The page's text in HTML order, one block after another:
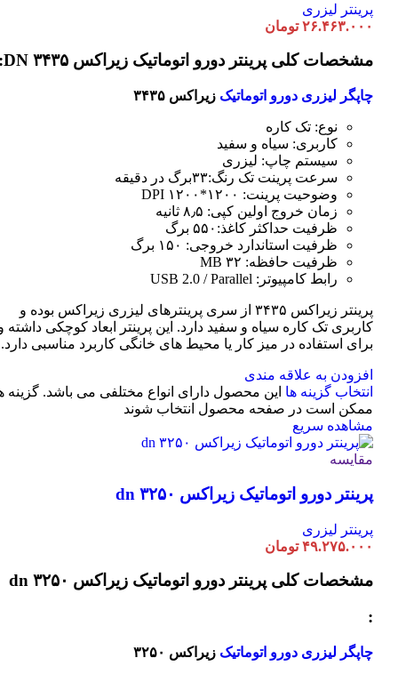
پرینتر لیزری
۲۶.۴۶۳.۰۰۰ تومان
مشخصات کلی پرینتر دورو اتوماتیک زیراکس DN ۳۴۳۵:
چاپگر لیزری دورو اتوماتیک زیراکس ۳۴۳۵
نوع: تک کاره
کاربری: سیاه و سفید
سیستم چاپ: لیزری
سرعت پرینت تک رنگ:۳۳برگ در دقیقه
وضوحیت پرینت: ۱۲۰۰*۱۲۰۰ DPI
زمان خروج اولین کپی: ۸٫۵ ثانیه
ظرفیت حداکثر کاغذ:۵۵۰ برگ
ظرفیت استاندارد خروجی: ۱۵۰ برگ
ظرفیت حافظه: ۳۲ MB
رابط کامپیوتر: USB 2.0 / Parallel
پرینتر زیراکس ۳۴۳۵ از سری پرینترهای لیزری زیراکس بوده و
کاربری تک کاره سیاه و سفید دارد. این پرینتر ابعاد کوچکی داشته
برای استفاده در میز کار یا محیط های خانگی کاربرد مناسبی دارد.
افزودن به علاقه مندی
انتخاب گزینه ها این محصول دارای انواع مختلفی می باشد. گزینه
ممکن است در صفحه محصول انتخاب شوند
مشاهده سریع
مقایسه
پرینتر دورو اتوماتیک زیراکس dn ۳۲۵۰
پرینتر لیزری
۴۹.۲۷۵.۰۰۰ تومان
مشخصات کلی پرینتر دورو اتوماتیک زیراکس dn ۳۲۵۰
:
چاپگر لیزری دورو اتوماتیک زیراکس ۳۲۵۰